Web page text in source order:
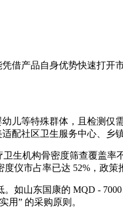
借产品自身优势快速打开
儿等特殊群体，且检测仅
配社区卫生服务中心、乡
生机构骨密度筛查覆盖率
仪市占率已达 52%，政策
山东国康的 MQD - 7000
用” 的采购原则。